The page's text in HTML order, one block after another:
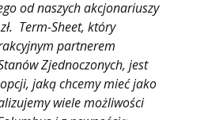
od naszych akcjonariuszy
Term-Sheet, który
partnerem
Zjednoczonych, jest
jaką chcemy mieć jako
wiele możliwości